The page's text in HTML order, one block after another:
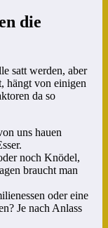
die
satt werden, aber
hängt von einigen
da so
uns hauen
noch Knödel,
braucht man
oder eine
Je nach Anlass